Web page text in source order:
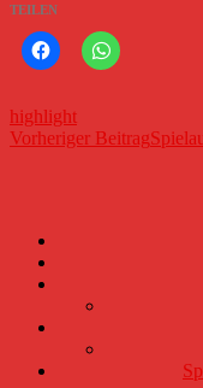
TEILEN
highlight
Vorheriger Beitrag